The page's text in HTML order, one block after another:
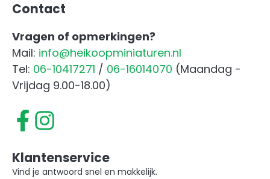
Contact
Vragen of opmerkingen?
Mail: info@heikoopminiaturen.nl
Tel: 06-10417271 / 06-16014070 (Maandag -
Vrijdag 9.00-18.00)
Klantenservice
Vind je antwoord snel en makkelijk.